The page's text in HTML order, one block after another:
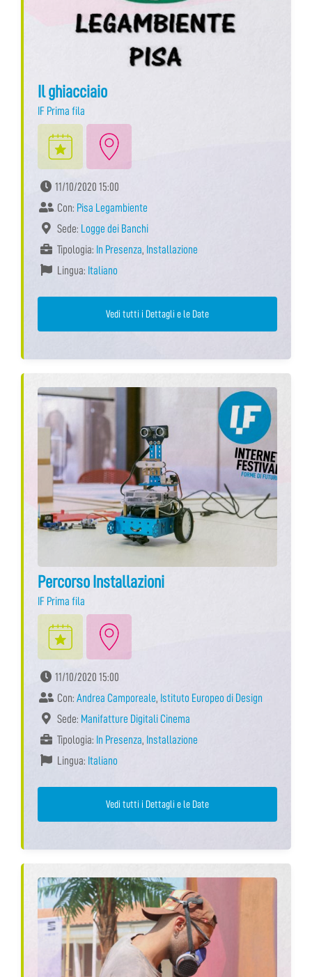
Il ghiacciaio
IF Prima fila
11/10/2020 15:00
Con: Pisa Legambiente
Sede: Logge dei Banchi
Tipologia: In Presenza, Installazione
Lingua: Italiano
Vedi tutti i Dettagli e le Date
Percorso Installazioni
IF Prima fila
11/10/2020 15:00
Con: Andrea Camporeale, Istituto Europeo di Design
Sede: Manifatture Digitali Cinema
Tipologia: In Presenza, Installazione
Lingua: Italiano
Vedi tutti i Dettagli e le Date